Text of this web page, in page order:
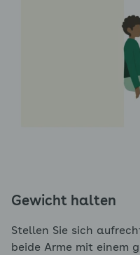
Gewicht halten
Stellen Sie sich
beide Arme mit einem